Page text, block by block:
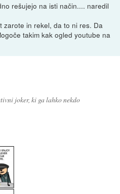
rešujejo na isti način.... naredil
zarote in rekel, da to ni res. Da
takim kak ogled youtube na
joker, ki ga lahko nekdo